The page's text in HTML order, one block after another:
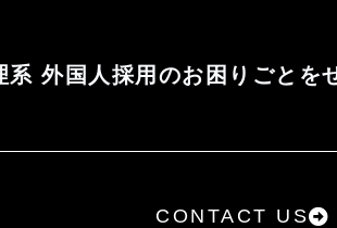
系 外国人採用のお困りごとを
CONTACT US